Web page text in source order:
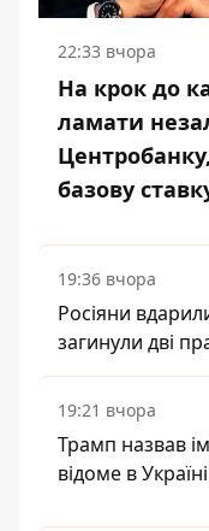
22:33 вчора
На крок до
ламати
базову
19:36 вчора
Росіяни
загинули дві
19:21 вчора
Трамп назвав
відоме в Україні